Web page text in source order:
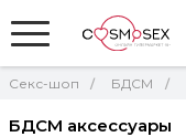
Секс-шоп БДСМ
БДСМ аксессуары